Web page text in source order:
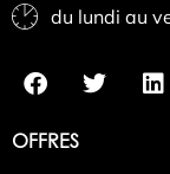
du lundi au
OFFRES